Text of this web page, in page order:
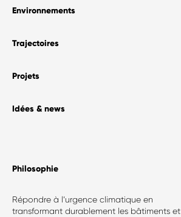
Environnements
Trajectoires
Projets
Idées & news
Philosophie​
Répondre à l’urgence climatique en
transformant durablement les bâtiments et